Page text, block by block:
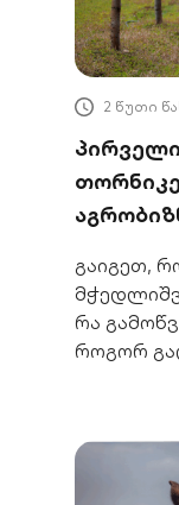
2 წუთი
გაიგეთ,
რა
როგორ